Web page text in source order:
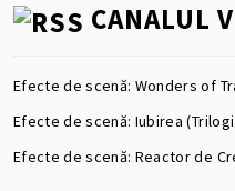
CANALUL
Efecte de scenă: Wonders of
Efecte de scenă: Iubirea
Efecte de scenă: Reactor de